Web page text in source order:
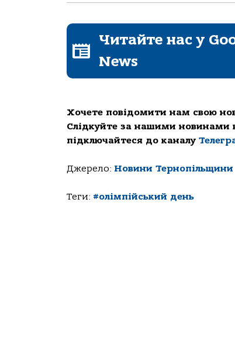
Читайте нас у
News
Хочете повідомити нам свою
Слідкуйте за нашими новинами
підключайтеся до каналу
Джерело: Новини Тернопільщини
Теги: #олімпійський день